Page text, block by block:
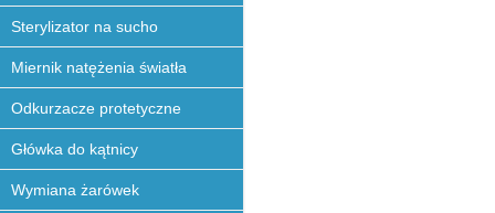
Sterylizator na sucho
Miernik natężenia światła
Odkurzacze protetyczne
Główka do kątnicy
Wymiana żarówek